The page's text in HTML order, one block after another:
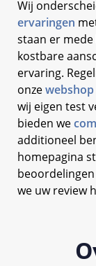
Wij
ervaringen
staan er
kostbare
ervaring.
onzewebshop
wij eigen test
bieden we
additioneel
homepagina
we uw review